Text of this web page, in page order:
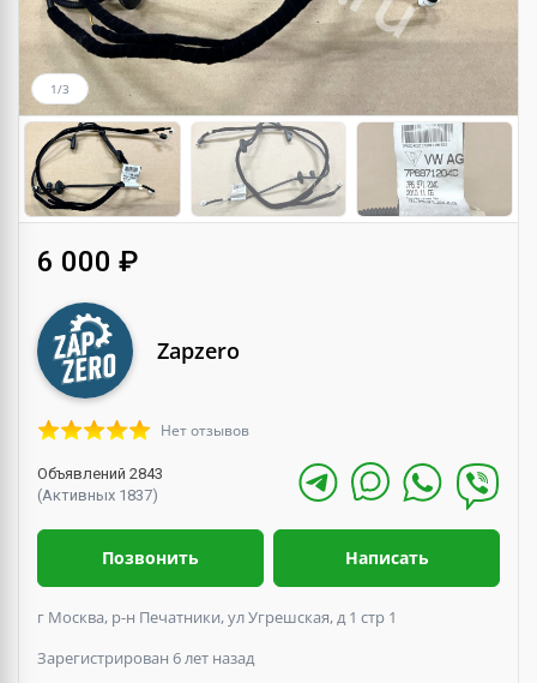
1/3
6 000 ₽
Zapzero
Нет отзывов
Объявлений 2843
(Активных 1837)
Позвонить Написать
г Москва, р-н Печатники, ул Угрешская, д 1 стр 1
Зарегистрирован 6 лет назад